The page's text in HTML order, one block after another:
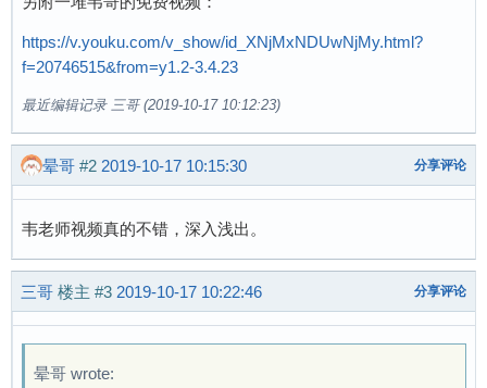
https://v.youku.com/v_show/id_XNjMxNDUwNjMy.html?
f=20746515&from=y1.2-3.4.23
最近编辑记录 三哥 (2019-10-17 10:12:23)
晕哥 #2 2019-10-17 10:15:30 分享评论
韦老师视频真的不错，深入浅出。
三哥 楼主 #3 2019-10-17 10:22:46 分享评论
晕哥 wrote: